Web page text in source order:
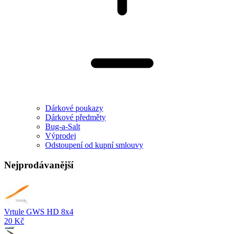
Dárkové poukazy
Dárkové předměty
Bug-a-Salt
Výprodej
Odstoupení od kupní smlouvy
Nejprodávanější
Vrtule GWS HD 8x4
20 Kč